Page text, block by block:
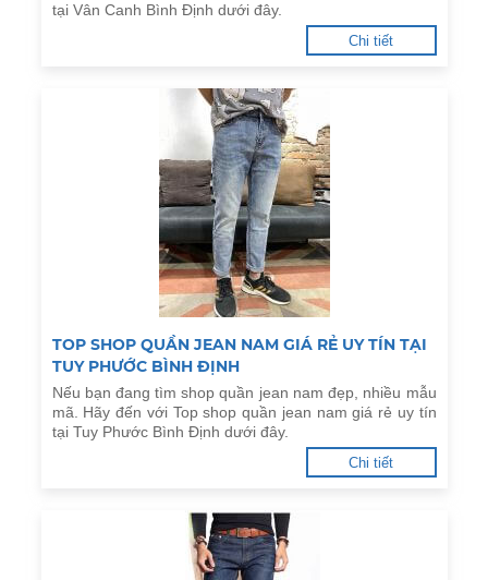
tại Vân Canh Bình Định dưới đây.
Chi tiết
TOP SHOP QUẦN JEAN NAM GIÁ RẺ UY TÍN TẠI
TUY PHƯỚC BÌNH ĐỊNH
Nếu bạn đang tìm shop quần jean nam đẹp, nhiều mẫu
mã. Hãy đến với Top shop quần jean nam giá rẻ uy tín
tại Tuy Phước Bình Định dưới đây.
Chi tiết